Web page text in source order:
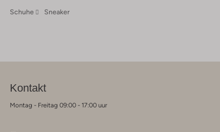
Schuhe Sneaker
Kontakt
Montag - Freitag 09:00 - 17:00 uur